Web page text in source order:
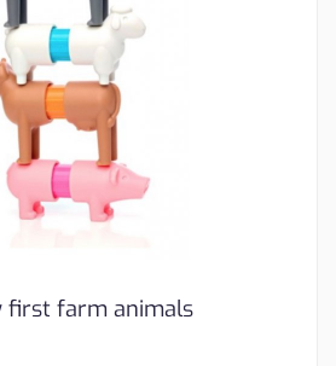
first farm animals